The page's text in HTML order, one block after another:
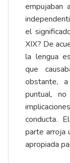
empujaban
el
XIX? De
la lengua
que
obstante,
puntual,
conducta.
parte arroja
apropiada